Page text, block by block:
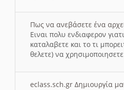
Πως να ανεβάσετε ένα
Ειναι πολυ ενδιαφερον
καταλαβετε και το τι
θελετε) να
eclass.sch.gr Δημιουργία